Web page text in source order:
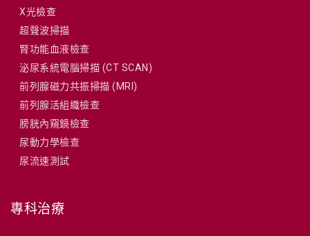
X光檢查
超聲波掃描
腎功能血液檢查
泌尿系統電腦掃描 (CT SCAN)
前列腺磁力共振掃描 (MRI)
前列腺活組織檢查
膀胱內窺鏡檢查
尿動力學檢查
尿流速測試
專科治療